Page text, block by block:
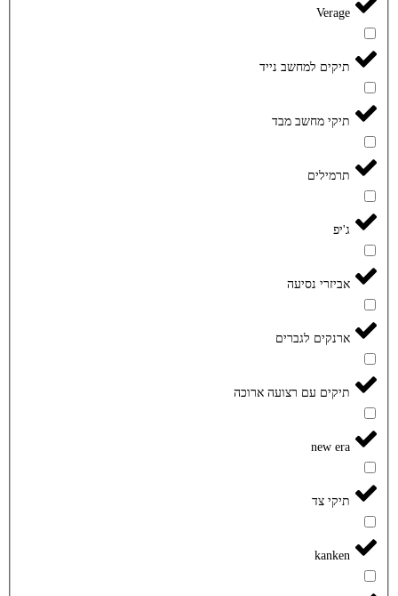
Verage
תיקים למחשב נייד
תיקי מחשב מבד
תרמילים
ג'יפ
אביזרי נסיעה
ארנקים לגברים
תיקים עם רצועה ארוכה
new era
תיקי צד
kanken